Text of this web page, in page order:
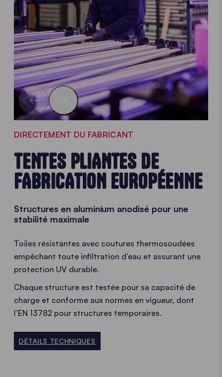
DIRECTEMENT DU FABRICANT
TENTES PLIANTES DE
FABRICATION EUROPÉENNE
Structures en aluminium anodisé pour une
stabilité maximale
Toiles résistantes avec coutures thermosoudées
empêchant toute infiltration d’eau et assurant une
protection UV durable.
Chaque structure est testée pour sa capacité de
charge et conforme aux normes en vigueur, dont
l’EN 13782 pour structures temporaires.
DÉTAILS TECHNIQUES